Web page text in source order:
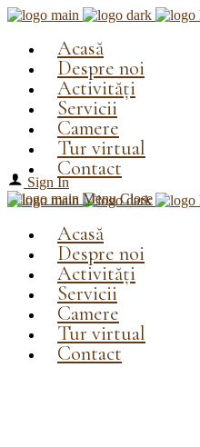
Acasă
Despre noi
Activități
Servicii
Camere
Tur virtual
Contact
Acasă
Despre noi
Activități
Servicii
Camere
Tur virtual
Contact
Sign In
Menu Close
Tur